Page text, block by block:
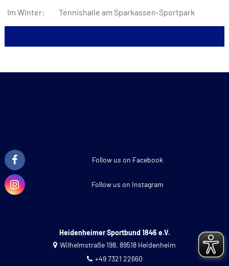
Im Winter:
Tennishalle am Sparkassen-Sportpark
Follow us on Facebook
Follow us on Instagram
Heidenheimer Sportbund 1846 e.V.
Wilhelmstraße 198, 89518 Heidenheim
+49 7321 22660